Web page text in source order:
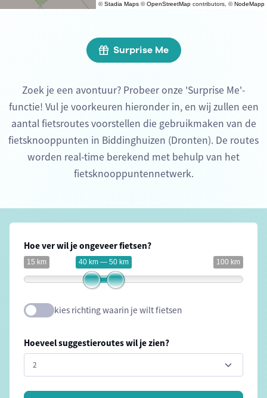
©Stadia Maps ©OpenStreetMap contributors, ©NodeMapp
Surprise Me
Zoek je een avontuur? Probeer onze 'Surprise Me'-
functie! Vul je voorkeuren hieronder in, en wij zullen een
aantal fietsroutes voorstellen die gebruikmaken van de
fietsknooppunten in Biddinghuizen (Dronten). De routes
worden real-time berekend met behulp van het
fietsknooppuntennetwerk.
Hoe ver wil je ongeveer fietsen?
15 km 100 km
40 km — 50 km
kies richting waarin je wilt fietsen
Hoeveel suggestieroutes wil je zien?